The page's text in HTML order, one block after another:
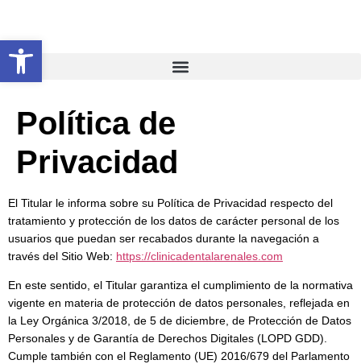
Política de
Privacidad
El Titular le informa sobre su Política de Privacidad respecto del
tratamiento y protección de los datos de carácter personal de los
usuarios que puedan ser recabados durante la navegación a
través del Sitio Web: https://clinicadentalarenales.com
En este sentido, el Titular garantiza el cumplimiento de la normativa
vigente en materia de protección de datos personales, reflejada en
la Ley Orgánica 3/2018, de 5 de diciembre, de Protección de Datos
Personales y de Garantía de Derechos Digitales (LOPD GDD).
Cumple también con el Reglamento (UE) 2016/679 del Parlamento
Abrir barra de herramientas